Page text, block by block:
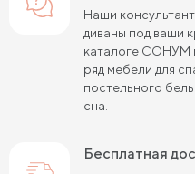
Наши
диваны под ваши
каталоге СОНУМ
ряд мебели для
постельного
сна.
Бесплатная